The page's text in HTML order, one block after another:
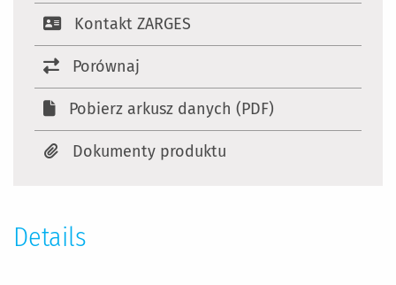
Kontakt ZARGES
Porównaj
Pobierz arkusz danych (PDF)
Dokumenty produktu
Details